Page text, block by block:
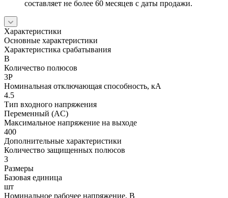
составляет не более 60 месяцев с даты продажи.
Характеристики
Основные характеристики
Характеристика срабатывания
B
Количество полюсов
3P
Номинальная отключающая способность, кА
4.5
Тип входного напряжения
Переменный (AC)
Максимальное напряжение на выходе
400
Дополнительные характеристики
Количество защищенных полюсов
3
Размеры
Базовая единица
шт
Номинальное рабочее напряжение, В